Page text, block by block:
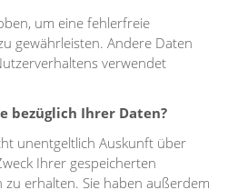
um eine fehlerfreie
gewährleisten. Andere Daten
verwendet
bezüglich Ihrer Daten?
unentgeltlich Auskunft über
Ihrer gespeicherten
erhalten. Sie haben außerdem